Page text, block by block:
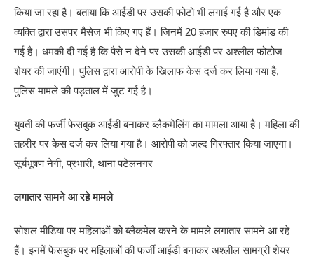
किया जा रहा है। बताया कि आईडी पर उसकी फोटो भी लगाई गई है और एक
व्यक्ति द्वारा उसपर मैसेज भी किए गए हैं। जिनमें 20 हजार रुपए की डिमांड की
गई है। धमकी दी गई है कि पैसे न देने पर उसकी आईडी पर अश्लील फोटोज
शेयर की जाएंगी। पुलिस द्वारा आरोपी के खिलाफ केस दर्ज कर लिया गया है,
पुलिस मामले की पड़ताल में जुट गई है।
युवती की फर्जी फेसबुक आईडी बनाकर ब्लैकमेलिंग का मामला आया है। महिला की
तहरीर पर केस दर्ज कर लिया गया है। आरोपी को जल्द गिरफ्तार किया जाएगा।
सूर्यभूषण नेगी, प्रभारी, थाना पटेलनगर
लगातार सामने आ रहे मामले
सोशल मीडिया पर महिलाओं को ब्लैकमेल करने के मामले लगातार सामने आ रहे
हैं। इनमें फेसबुक पर महिलाओं की फर्जी आईडी बनाकर अश्लील सामग्री शेयर